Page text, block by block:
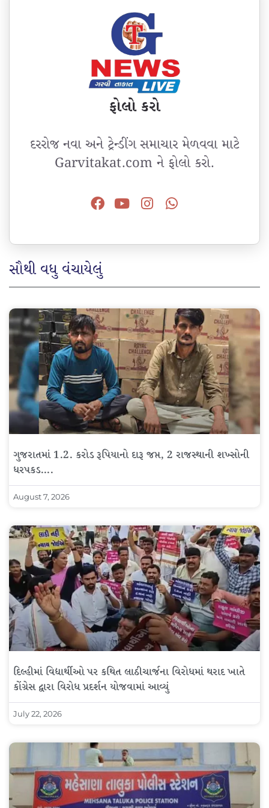
ફોલો કરો
દરરોજ નવા અને ટ્રેન્ડીંગ સમાચાર મેળવવા માટે
Garvitakat.com ને ફોલો કરો.
સૌથી વધુ વંચાયેલું
ગુજરાતમાં 1.2. કરોડ રૂપિયાનો દારૂ જપ્ત, 2 રાજસ્થાની શખ્સોની
ધરપકડ….
August 7, 2026
દિલ્હીમાં વિદ્યાર્થીઓ પર કથિત લાઠીચાર્જના વિરોધમાં થરાદ ખાતે
કોંગ્રેસ દ્વારા વિરોધ પ્રદર્શન યોજવામાં આવ્યું
July 22, 2026